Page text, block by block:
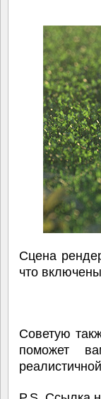
Сцена
что
Советую
поможет